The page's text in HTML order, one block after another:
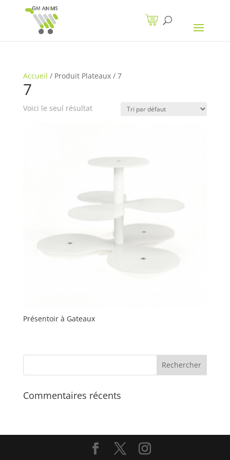
Accueil / Produit Plateaux/ 7
7
Voici le seul résultat
Présentoir à Gateaux
Commentaires récents